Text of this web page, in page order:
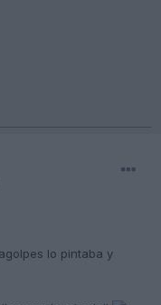
lo pintaba y